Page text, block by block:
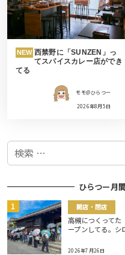
NEW 西禁野に「SUNZEN」っ
てスパイスカレー店ができ
てる
モモ＠ひらつー
2026年8月5日
検
ひらつー月
開店・閉店
高槻につくって
ープンしてる。シ
2026年7月26日